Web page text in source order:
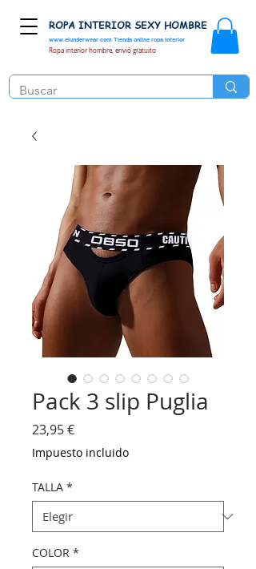
www.elunderwear.com Tienda online ropa interior
ROPA INTERIOR SEXY HOMBRE
Ropa interior hombre, envió gratuito
Pack 3 slip Puglia
23,95 €Precio
Impuesto incluido
TALLA *
COLOR *